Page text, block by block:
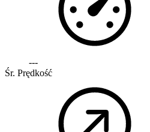
---
Śr. Prędkość